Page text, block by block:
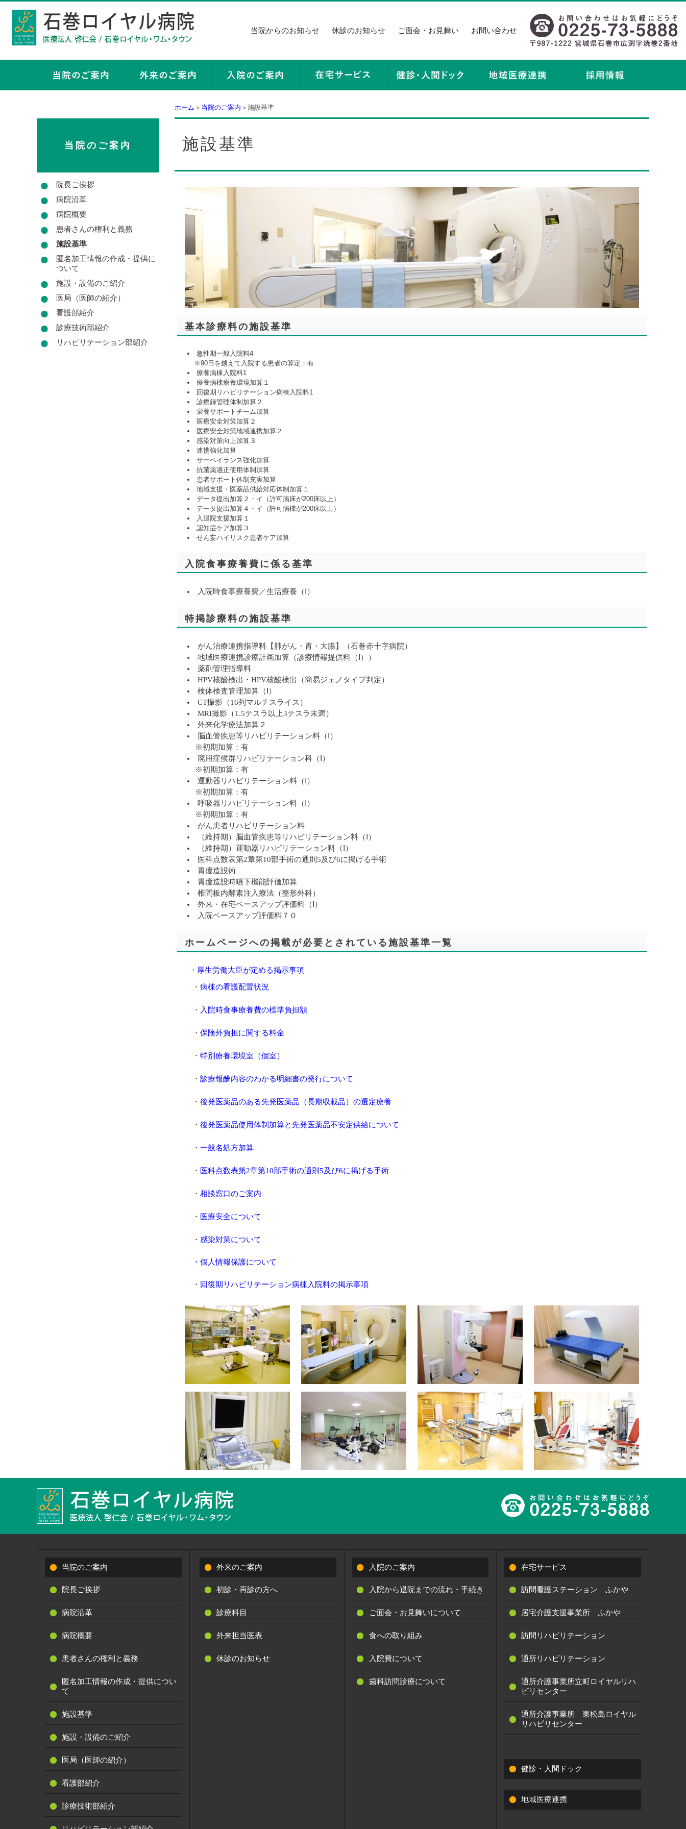
当院からのお知らせ 休診のお知らせ ご面会・お見舞い お問い合わせ
ホーム ＞ 当院のご案内 ＞施設基準
施設基準
基本診療料の施設基準
急性期一般入院料4
※90日を越えて入院する患者の算定：有
療養病棟入院料1
療養病棟療養環境加算１
回復期リハビリテーション病棟入院料1
診療録管理体制加算２
栄養サポートチーム加算
医療安全対策加算２
医療安全対策地域連携加算２
感染対策向上加算３
連携強化加算
サーベイランス強化加算
抗菌薬適正使用体制加算
患者サポート体制充実加算
地域支援・医薬品供給対応体制加算１
データ提出加算２・イ（許可病床が200床以上）
データ提出加算４・イ（許可病棟が200床以上）
入退院支援加算１
認知症ケア加算３
せん妄ハイリスク患者ケア加算
入院食事療養費に係る基準
入院時食事療養費／生活療養（Ⅰ）
特掲診療料の施設基準
がん治療連携指導料【肺がん・胃・大腸】（石巻赤十字病院）
地域医療連携診療計画加算（診療情報提供料（Ⅰ））
薬剤管理指導料
HPV核酸検出・HPV核酸検出（簡易ジェノタイプ判定）
検体検査管理加算（Ⅰ）
CT撮影（16列マルチスライス）
MRI撮影（1.5テスラ以上3テスラ未満）
外来化学療法加算２
脳血管疾患等リハビリテーション料（Ⅰ）
※初期加算：有
廃用症候群リハビリテーション科（Ⅰ）
※初期加算：有
運動器リハビリテーション料（Ⅰ）
※初期加算：有
呼吸器リハビリテーション料（Ⅰ）
※初期加算：有
がん患者リハビリテーション料
（維持期）脳血管疾患等リハビリテーション料（Ⅰ）
（維持期）運動器リハビリテーション料（Ⅰ）
医科点数表第2章第10部手術の通則5及び6に掲げる手術
胃瘻造設術
胃瘻造設時嚥下機能評価加算
椎間板内酵素注入療法（整形外科）
外来・在宅ベースアップ評価料（Ⅰ）
入院ベースアップ評価料７０
ホームページへの掲載が必要とされている施設基準一覧
・ 厚生労働大臣が定める掲示事項
・ 病棟の看護配置状況
・ 入院時食事療養費の標準負担額
・ 保険外負担に関する料金
・ 特別療養環境室（個室）
・ 診療報酬内容のわかる明細書の発行について
・ 後発医薬品のある先発医薬品（長期収載品）の選定療養
・ 後発医薬品使用体制加算と先発医薬品不安定供給について
・ 一般名処方加算
・ 医科点数表第2章第10部手術の通則5及び6に掲げる手術
・ 相談窓口のご案内
・ 医療安全について
・ 感染対策について
・個人情報保護について
・ 回復期リハビリテーション病棟入院料の掲示事項
当院のご案内
院長ご挨拶
病院沿革
病院概要
患者さんの権利と義務
施設基準
匿名加工情報の作成・提供に
ついて
施設・設備のご紹介
医局（医師の紹介）
看護部紹介
診療技術部紹介
リハビリテーション部紹介
当院のご案内
院長ご挨拶
病院沿革
病院概要
患者さんの権利と義務
匿名加工情報の作成・提供につい
て
施設基準
施設・設備のご紹介
医局（医師の紹介）
看護部紹介
診療技術部紹介
外来のご案内
初診・再診の方へ
診療科目
外来担当医表
休診のお知らせ
入院のご案内
入院から退院までの流れ・手続き
ご面会・お見舞いについて
食への取り組み
入院費について
歯科訪問診療について
在宅サービス
訪問看護ステーション ふかや
居宅介護支援事業所 ふかや
訪問リハビリテーション
通所リハビリテーション
通所介護事業所立町ロイヤルリハ
ビリセンター
通所介護事業所 東松島ロイヤル
リハビリセンター
健診・人間ドック
地域医療連携